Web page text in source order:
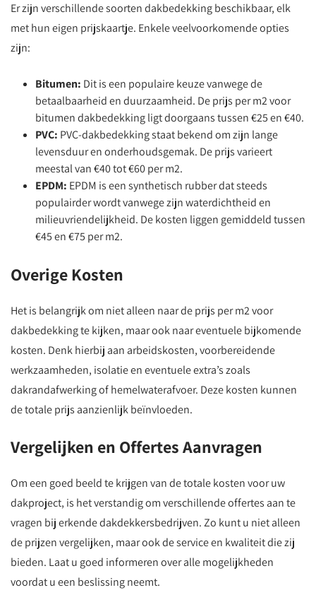
Er zijn verschillende soorten dakbedekking beschikbaar, elk
met hun eigen prijskaartje. Enkele veelvoorkomende opties
zijn:
Bitumen: Dit is een populaire keuze vanwege de
betaalbaarheid en duurzaamheid. De prijs per m2 voor
bitumen dakbedekking ligt doorgaans tussen €25 en €40.
PVC: PVC-dakbedekking staat bekend om zijn lange
levensduur en onderhoudsgemak. De prijs varieert
meestal van €40 tot €60 per m2.
EPDM: EPDM is een synthetisch rubber dat steeds
populairder wordt vanwege zijn waterdichtheid en
milieuvriendelijkheid. De kosten liggen gemiddeld tussen
€45 en €75 per m2.
Overige Kosten
Het is belangrijk om niet alleen naar de prijs per m2 voor
dakbedekking te kijken, maar ook naar eventuele bijkomende
kosten. Denk hierbij aan arbeidskosten, voorbereidende
werkzaamheden, isolatie en eventuele extra’s zoals
dakrandafwerking of hemelwaterafvoer. Deze kosten kunnen
de totale prijs aanzienlijk beïnvloeden.
Vergelijken en Offertes Aanvragen
Om een goed beeld te krijgen van de totale kosten voor uw
dakproject, is het verstandig om verschillende offertes aan te
vragen bij erkende dakdekkersbedrijven. Zo kunt u niet alleen
de prijzen vergelijken, maar ook de service en kwaliteit die zij
bieden. Laat u goed informeren over alle mogelijkheden
voordat u een beslissing neemt.